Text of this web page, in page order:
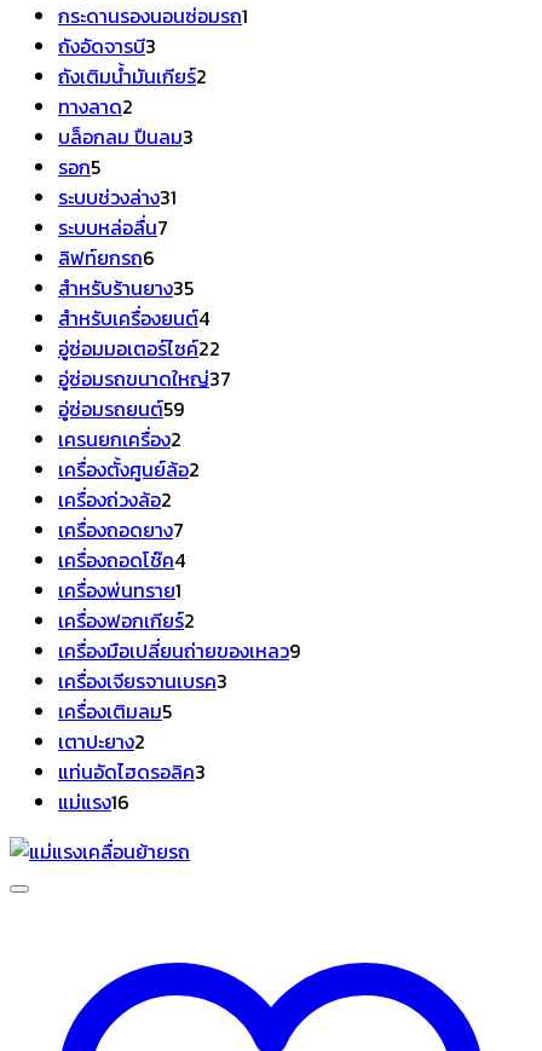
กระดานรองนอนซ่อมรถ1
ถังอัดจารบี3
สินค้า
ถังเติมน้ำมันเกียร์2
ทางลาด2
สินค้า
บล็อกลม ปืนลม3
รอก55
สินค้า
ระบบช่วงล่าง31
ระบบหล่อลื่น7
ลิฟท์ยกรถ6
สินค้า
สำหรับร้านยาง3535
สินค้า
สำหรับเครื่องยนต์44
สินค้า
อู่ซ่อมมอเตอร์ไซค์22
สินค้า
อู่ซ่อมรถขนาดใหญ่37
อู่ซ่อมรถยนต์5959
เครนยกเครื่อง2
สินค้า
เครื่องตั้งศูนย์ล้อ2
เครื่องถ่วงล้อ2
สินค้า
เครื่องถอดยาง7
สินค้า
เครื่องถอดโช๊ค44
เครื่องพ่นทราย1
สินค้า
เครื่องฟอกเกียร์2
สินค้า
เครื่องมือเปลี่ยนถ่ายของเหลว99
เครื่องเจียรจานเบรค3
เครื่องเติมลม55
เตาปะยาง2
สินค้า
แท่นอัดไฮดรอลิค3
แม่แรง16